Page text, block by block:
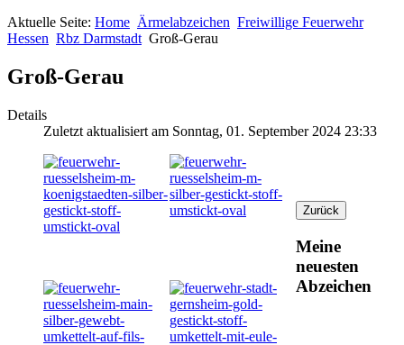
Aktuelle Seite: Home Ärmelabzeichen Freiwillige Feuerwehr
Hessen Rbz Darmstadt Groß-Gerau
Groß-Gerau
Details
Zuletzt aktualisiert am Sonntag, 01. September 2024 23:33
Meine
neuesten
Abzeichen